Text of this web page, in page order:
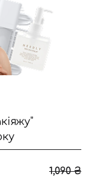
1,090₴